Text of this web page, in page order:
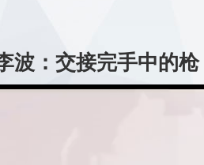
波：交接完手中的